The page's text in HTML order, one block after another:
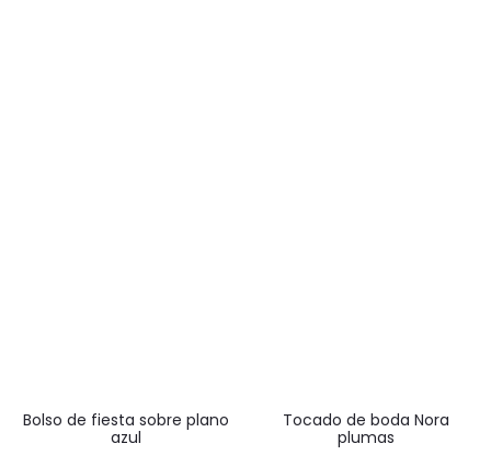
Bolso de fiesta sobre plano
azul
Tocado de boda Nora
plumas